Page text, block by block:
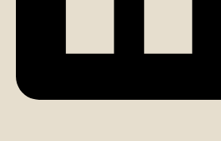
تماس مستقیم با کارشناس (الهام مومن)